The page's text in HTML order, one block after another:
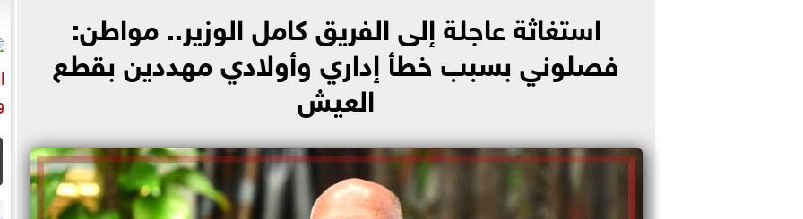
استغاثة عاجلة إلى الفريق كامل الوزير.. مواطن:
فصلوني بسبب خطأ إداري وأولادي مهددين بقطع
العيش